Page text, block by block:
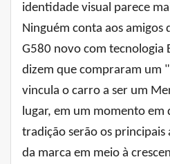
identidade visual parece
Ninguém conta aos amigos
G580 novo com tecnologia
dizem que compraram um
vincula o carro a ser um
lugar, em um momento
tradição serão os principais
da marca em meio à